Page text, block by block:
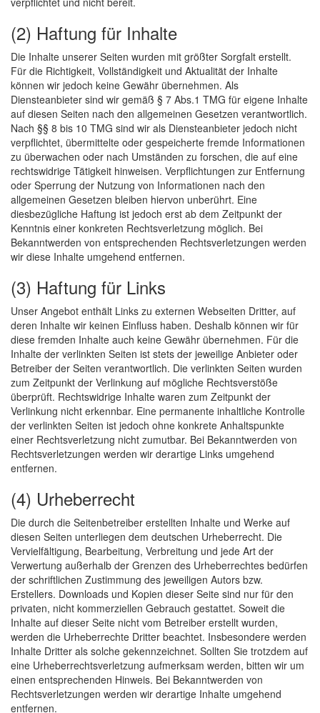
(2) Haftung für Inhalte
Die Inhalte unserer Seiten wurden mit größter Sorgfalt erstellt.
Für die Richtigkeit, Vollständigkeit und Aktualität der Inhalte
können wir jedoch keine Gewähr übernehmen. Als
Diensteanbieter sind wir gemäß § 7 Abs.1 TMG für eigene Inhalte
auf diesen Seiten nach den allgemeinen Gesetzen verantwortlich.
Nach §§ 8 bis 10 TMG sind wir als Diensteanbieter jedoch nicht
verpflichtet, übermittelte oder gespeicherte fremde Informationen
zu überwachen oder nach Umständen zu forschen, die auf eine
rechtswidrige Tätigkeit hinweisen. Verpflichtungen zur Entfernung
oder Sperrung der Nutzung von Informationen nach den
allgemeinen Gesetzen bleiben hiervon unberührt. Eine
diesbezügliche Haftung ist jedoch erst ab dem Zeitpunkt der
Kenntnis einer konkreten Rechtsverletzung möglich. Bei
Bekanntwerden von entsprechenden Rechtsverletzungen werden
wir diese Inhalte umgehend entfernen.
(3) Haftung für Links
Unser Angebot enthält Links zu externen Webseiten Dritter, auf
deren Inhalte wir keinen Einfluss haben. Deshalb können wir für
diese fremden Inhalte auch keine Gewähr übernehmen. Für die
Inhalte der verlinkten Seiten ist stets der jeweilige Anbieter oder
Betreiber der Seiten verantwortlich. Die verlinkten Seiten wurden
zum Zeitpunkt der Verlinkung auf mögliche Rechtsverstöße
überprüft. Rechtswidrige Inhalte waren zum Zeitpunkt der
Verlinkung nicht erkennbar. Eine permanente inhaltliche Kontrolle
der verlinkten Seiten ist jedoch ohne konkrete Anhaltspunkte
einer Rechtsverletzung nicht zumutbar. Bei Bekanntwerden von
Rechtsverletzungen werden wir derartige Links umgehend
entfernen.
(4) Urheberrecht
Die durch die Seitenbetreiber erstellten Inhalte und Werke auf
diesen Seiten unterliegen dem deutschen Urheberrecht. Die
Vervielfältigung, Bearbeitung, Verbreitung und jede Art der
Verwertung außerhalb der Grenzen des Urheberrechtes bedürfen
der schriftlichen Zustimmung des jeweiligen Autors bzw.
Erstellers. Downloads und Kopien dieser Seite sind nur für den
privaten, nicht kommerziellen Gebrauch gestattet. Soweit die
Inhalte auf dieser Seite nicht vom Betreiber erstellt wurden,
werden die Urheberrechte Dritter beachtet. Insbesondere werden
Inhalte Dritter als solche gekennzeichnet. Sollten Sie trotzdem auf
eine Urheberrechtsverletzung aufmerksam werden, bitten wir um
einen entsprechenden Hinweis. Bei Bekanntwerden von
Rechtsverletzungen werden wir derartige Inhalte umgehend
entfernen.